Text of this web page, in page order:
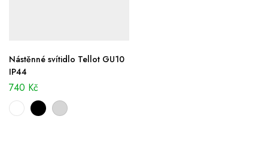
Nástěnné svítidlo Tellot GU10
IP44
740 Kč